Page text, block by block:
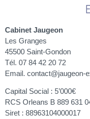
Cabinet Jaugeon
Les Granges
45500 Saint-Gondon
Tél. 07 84 42 20 72
Email. contact@jaugeon-
Capital Social : 5’000€
RCS Orleans B 889 631
Siret : 88963104000017